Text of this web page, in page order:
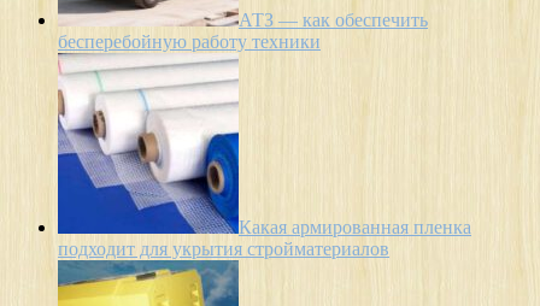
АТЗ — как обеспечить
бесперебойную работу техники
Какая армированная пленка
подходит для укрытия стройматериалов